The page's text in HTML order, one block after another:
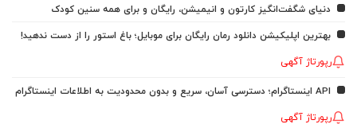
دنیای شگفت‌انگیز کارتون و انیمیشن، رایگان و برای همه سنین کودک
بهترین اپلیکیشن دانلود رمان رایگان برای موبایل؛ باغ استور را از دست ندهید!
رپورتاژ آگهی
API اینستاگرام؛ دسترسی آسان، سریع و بدون محدودیت به اطلاعات اینستاگرام
رپورتاژ آگهی